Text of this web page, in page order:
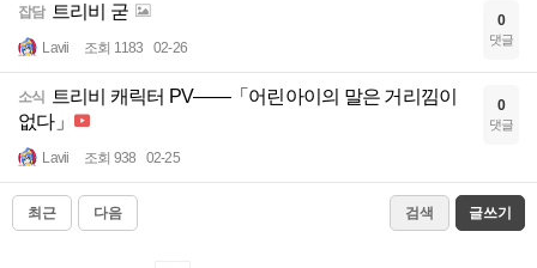
잡담 트리비 굳
Lavii 조회 1183 02-26
0
댓글
소식
트리비 캐릭터 PV——「어린아이의 말은 거리낌이
없다」
Lavii 조회 938 02-25
0
댓글
최근 다음 검색 글쓰기